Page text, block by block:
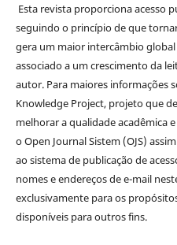
Esta revista proporciona acesso
seguindo o princípio de que
gera um maior intercâmbio global
associado a um crescimento da
autor. Para maiores informações
Knowledge Project, projeto que
melhorar a qualidade acadêmica
o Open Journal Sistem (OJS)
ao sistema de publicação de
nomes e endereços de e-mail
exclusivamente para os
disponíveis para outros fins.